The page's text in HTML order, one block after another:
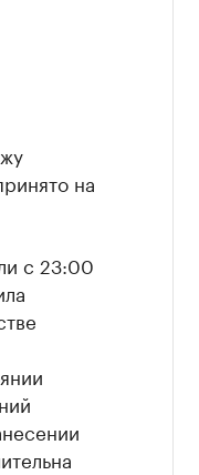
на
с 23:00